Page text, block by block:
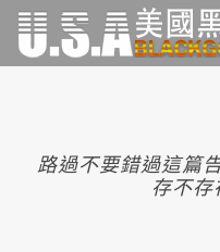
路過不要錯過這篇
存不